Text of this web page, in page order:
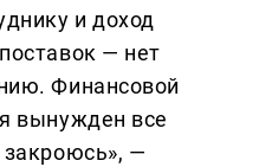
и доход
— нет
Финансовой
вынужден все
закроюсь», —